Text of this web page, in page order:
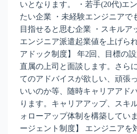
いとなります。 ・若手(20代)エ
たい企業 ・未経験エンジニアで
目指せると思む企業 ・スキルア
エンジニア派遣起業値を上げら
アドック制度】 年2回、目標の
直属の上司と面談します。さら
てのアドバイスが欲しい、頑張
いいのか等、随時キャリアアド
ります。キャリアアップ、スキ
ォローアップ体制を構築してい
ージェント制度】 エンジニアを